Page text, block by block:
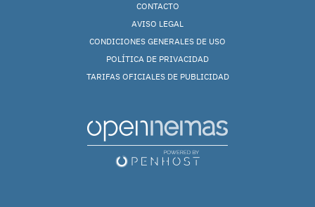
CONTACTO
AVISO LEGAL
CONDICIONES GENERALES DE USO
POLÍTICA DE PRIVACIDAD
TARIFAS OFICIALES DE PUBLICIDAD